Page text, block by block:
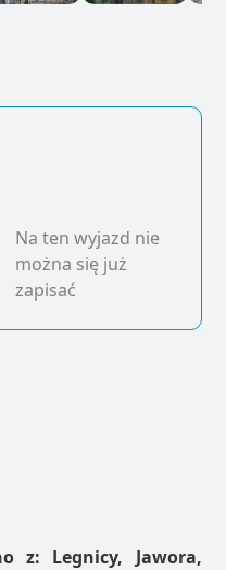
Na ten wyjazd nie
można się już
zapisać
z: Legnicy, Jawora,